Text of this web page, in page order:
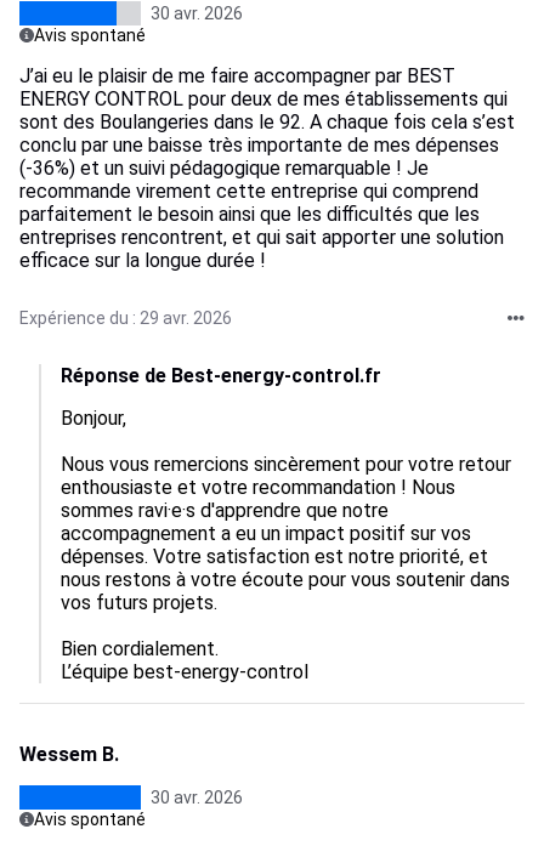
30 avr. 2026
Avis spontané
J’ai eu le plaisir de me faire accompagner par BEST
ENERGY CONTROL pour deux de mes établissements qui
sont des Boulangeries dans le 92. A chaque fois cela s’est
conclu par une baisse très importante de mes dépenses
(-36%) et un suivi pédagogique remarquable ! Je
recommande virement cette entreprise qui comprend
parfaitement le besoin ainsi que les difficultés que les
entreprises rencontrent, et qui sait apporter une solution
efficace sur la longue durée !
Expérience du : 29 avr. 2026
Réponse de Best-energy-control.fr
Bonjour,
Nous vous remercions sincèrement pour votre retour
enthousiaste et votre recommandation ! Nous
sommes ravi·e·s d'apprendre que notre
accompagnement a eu un impact positif sur vos
dépenses. Votre satisfaction est notre priorité, et
nous restons à votre écoute pour vous soutenir dans
vos futurs projets.
Bien cordialement.
L’équipe best-energy-control
Wessem B.
30 avr. 2026
Avis spontané